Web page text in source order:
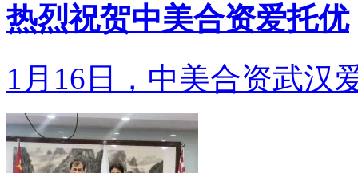
热烈祝贺中美合资爱托优
1月16日，中美合资武汉